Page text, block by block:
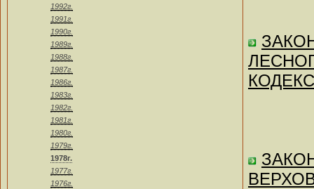
1992г.
1991г.
1990г.
1989г.
1988г.
1987г.
1986г.
1983г.
1982г.
1981г.
1980г.
1979г.
1978г.
1977г.
1976г.